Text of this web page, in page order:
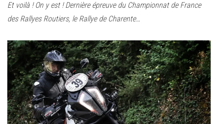
Et voilà ! On y est ! Dernière épreuve du Championnat de France
des Rallyes Routiers, le Rallye de Charente…